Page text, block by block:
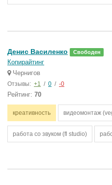
Денис Василенко Свободен
Копирайтинг
Чернигов
Отзывы: +1 / 0 / -0
Рейтинг: 70
креативность видеомонтаж
работа со звуком (fl studio)